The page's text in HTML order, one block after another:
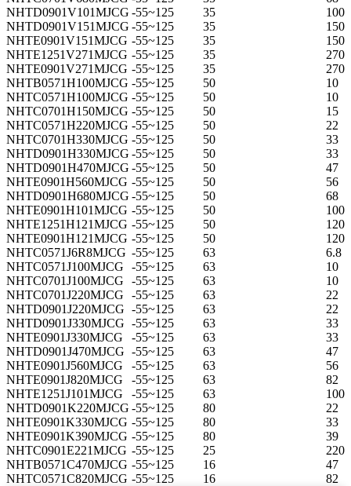
NHTD0901V101MJCG -55~125 35
100
NHTD0901V151MJCG -55~125 35
150
NHTE0901V151MJCG -55~125 35
150
NHTE1251V271MJCG -55~125 35
270
NHTE0901V271MJCG -55~125 35
270
NHTB0571H100MJCG -55~125 50
10
NHTC0571H100MJCG -55~125 50
10
NHTC0701H150MJCG -55~125 50
15
NHTC0571H220MJCG -55~125 50
22
NHTC0701H330MJCG -55~125 50
33
NHTD0901H330MJCG -55~125 50
33
NHTD0901H470MJCG -55~125 50
47
NHTE0901H560MJCG -55~125 50
56
NHTD0901H680MJCG -55~125 50
68
NHTE0901H101MJCG -55~125 50
100
NHTE1251H121MJCG -55~125 50
120
NHTE0901H121MJCG -55~125 50
120
NHTC0571J6R8MJCG -55~125 63
6.8
NHTC0571J100MJCG
-55~125 63
10
NHTC0701J100MJCG
-55~125 63
10
NHTC0701J220MJCG
-55~125 63
22
NHTD0901J220MJCG -55~125 63
22
NHTD0901J330MJCG -55~125 63
33
NHTE0901J330MJCG
-55~125 63
33
NHTD0901J470MJCG -55~125 63
47
NHTE0901J560MJCG
-55~125 63
56
NHTE0901J820MJCG
-55~125 63
82
NHTE1251J101MJCG
-55~125 63
100
NHTD0901K220MJCG -55~125 80
22
NHTE0901K330MJCG -55~125 80
33
NHTE0901K390MJCG -55~125 80
39
NHTC0901E221MJCG -55~125 25
220
NHTB0571C470MJCG -55~125 16
47
NHTC0571C820MJCG -55~125 16 82